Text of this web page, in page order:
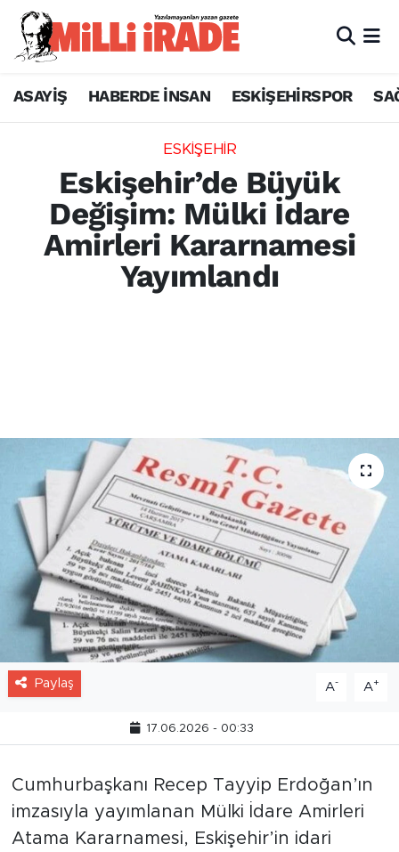
ASAYİŞ HABERDE İNSAN ESKİŞEHİRSPOR
ESKİŞEHİR
Eskişehir’de Büyük
Değişim: Mülki İdare
Amirleri Kararnamesi
Yayımlandı
Paylaş A- A+
17.06.2026 - 00:33
Cumhurbaşkanı Recep Tayyip Erdoğan’ın
imzasıyla yayımlanan Mülki İdare Amirleri
Atama Kararnamesi, Eskişehir’in idari